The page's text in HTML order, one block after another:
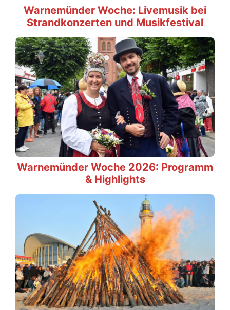
Warnemünder Woche: Livemusik bei
Strandkonzerten und Musikfestival
Warnemünder Woche 2026: Programm
& Highlights